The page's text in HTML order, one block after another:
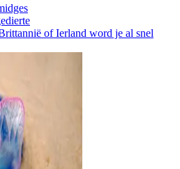
of Ierland word je al snel